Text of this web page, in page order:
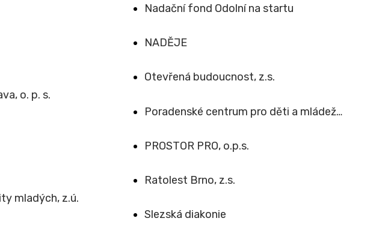
o. p. s.
mladých, z.ú.
Nadační fond Odolní na startu
NADĚJE
Otevřená budoucnost, z.s.
Poradenské centrum pro děti a mládež…
PROSTOR PRO, o.p.s.
Ratolest Brno, z.s.
Slezská diakonie